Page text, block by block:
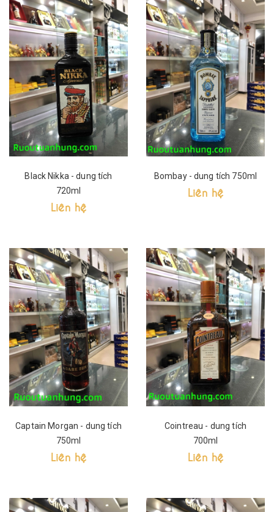
Black Nikka - dung tích
720ml
Liên hệ
Bombay - dung tích 750ml
Liên hệ
Captain Morgan - dung tích
750ml
Liên hệ
Cointreau - dung tích
700ml
Liên hệ